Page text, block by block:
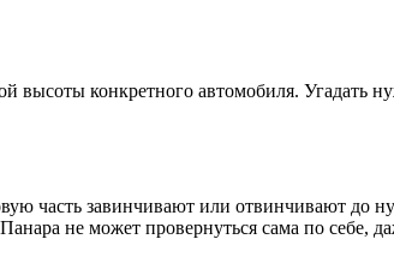
высоты конкретного автомобиля. Угадать
часть завинчивают или отвинчивают до
не может провернуться сама по себе,